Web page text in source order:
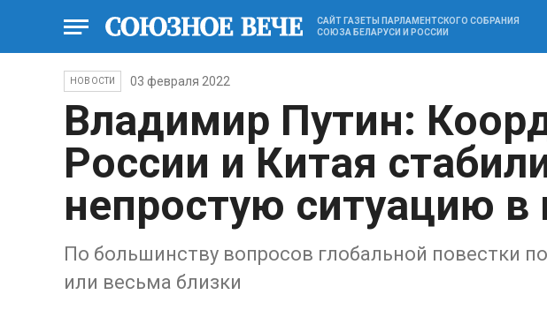
САЙТ ГАЗЕТЫ ПАРЛАМЕНТСКОГО СОБРАНИЯ
СОЮЗА БЕЛАРУСИ И РОССИИ
НОВОСТИ 03 февраля 2022
Владимир Путин:
России и Китая
непростую ситуацию в
По большинству вопросов глобальной повестки
или весьма близки